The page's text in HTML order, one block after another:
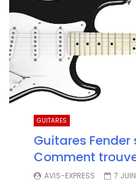
GUITARES
Guitares Fender
Comment
AVIS-EXPRESS 7